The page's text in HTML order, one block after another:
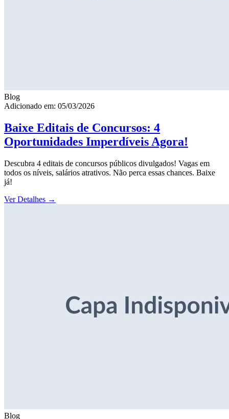
Blog
Adicionado em: 05/03/2026
Baixe Editais de Concursos: 4
Oportunidades Imperdíveis Agora!
Descubra 4 editais de concursos públicos divulgados! Vagas em
todos os níveis, salários atrativos. Não perca essas chances. Baixe
já!
Ver Detalhes →
Blog